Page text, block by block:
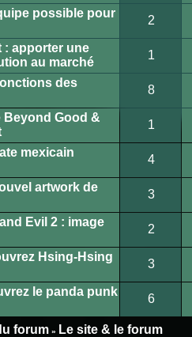
possible pour
2
: apporter une
au marché
1
des
8
Beyond Good &
1
mexicain
4
artwork de
3
Evil 2 : image
2
Hsing-Hsing
3
le panda punk
6
forum» Le site & le forum